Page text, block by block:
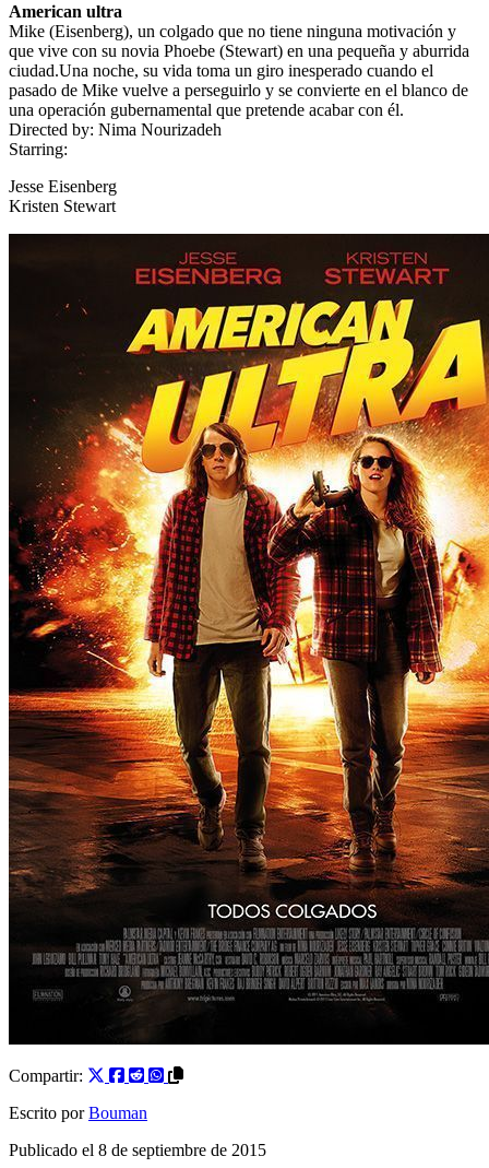
American ultra
Mike (Eisenberg), un colgado que no tiene ninguna motivación y
que vive con su novia Phoebe (Stewart) en una pequeña y aburrida
ciudad.Una noche, su vida toma un giro inesperado cuando el
pasado de Mike vuelve a perseguirlo y se convierte en el blanco de
una operación gubernamental que pretende acabar con él.
Directed by: Nima Nourizadeh
Starring:
Jesse Eisenberg
Kristen Stewart
Compartir:
Escrito por Bouman
Publicado el 8 de septiembre de 2015